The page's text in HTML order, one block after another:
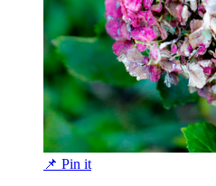
📌 Pin it